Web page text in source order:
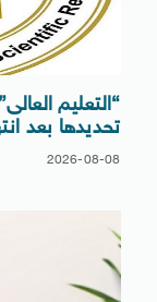
“التعليم
تحديدها بعد
2026-08-08